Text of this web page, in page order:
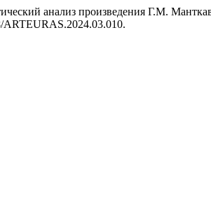
анализ произведения Г.М.
ARTEURAS.2024.03.010.